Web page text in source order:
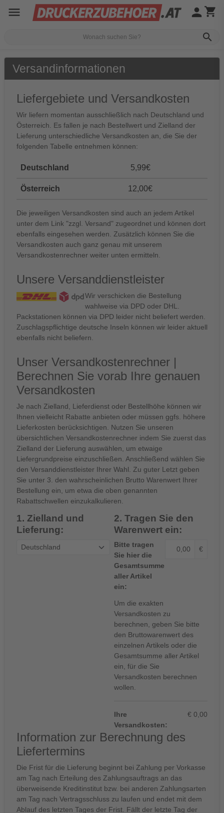
menu
search
person shopping_cart
Versandinformationen
Liefergebiete und Versandkosten
Wir liefern momentan ausschließlich nach Deutschland und
Österreich. Es fallen je nach Bestellwert und Zielland der
Lieferung unterschiedliche Versandkosten an, die Sie der
folgenden Tabelle entnehmen können:
Deutschland 5,99€
Österreich 12,00€
Die jeweiligen Versandkosten sind auch an jedem Artikel
unter dem Link "zzgl. Versand" zugeordnet und können dort
ebenfalls eingesehen werden. Zusätzlich können Sie die
Versandkosten auch ganz genau mit unserem
Versandkostenrechner weiter unten ermitteln.
Unsere Versanddienstleister
Wir verschicken die Bestellung
wahlweise via DPD oder DHL.
Packstationen können via DPD leider nicht beliefert werden.
Zuschlagspflichtige deutsche Inseln können wir leider aktuell
ebenfalls nicht beliefern.
Unser Versandkostenrechner |
Berechnen Sie vorab Ihre genauen
Versandkosten
Je nach Zielland, Lieferdienst oder Bestellhöhe können wir
Ihnen vielleicht Rabatte anbieten oder müssen ggfs. höhere
Lieferkosten berücksichtigen. Nutzen Sie unseren
übersichtlichen Versandkostenrechner indem Sie zuerst das
Zielland der Lieferung auswählen, um etwaige
Liefergrundpreise einzuschließen. Anschließend wählen Sie
den Versanddienstleister Ihrer Wahl. Zu guter Letzt geben
Sie unter 3. den wahrscheinlichen Brutto Warenwert Ihrer
Bestellung ein, um etwa die oben genannten
Rabattschwellen einzukalkulieren.
1. Zielland und
Lieferung:
2. Tragen Sie den
Warenwert ein:
Bitte tragen
Sie hier die
Gesamtsumme
aller Artikel
ein:
€
Um die exakten
Versandkosten zu
berechnen, geben Sie bitte
den Bruttowarenwert des
einzelnen Artikels oder die
Gesamtsumme aller Artikel
ein, für die Sie
Versandkosten berechnen
wollen.
Ihre
Versandkosten:
€ 0,00
Information zur Berechnung des
Liefertermins
Die Frist für die Lieferung beginnt bei Zahlung per Vorkasse
am Tag nach Erteilung des Zahlungsauftrags an das
überweisende Kreditinstitut bzw. bei anderen Zahlungsarten
am Tag nach Vertragsschluss zu laufen und endet mit dem
Ablauf des letzten Tages der Frist. Fällt der letzte Tag der